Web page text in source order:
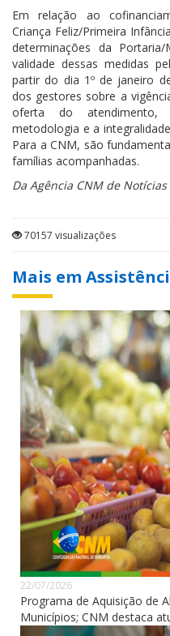
Em relação ao
Criança Feliz/Primeira
determinações da
validade dessas medidas
partir do dia 1º de janeiro
dos gestores sobre a
oferta do atendimento,
metodologia e a
Para a CNM, são
famílias acompanhadas.
Da Agência CNM de Notícias
70157 visualizações
Mais em
22/07/2026
Programa de Aquisição de
Municípios; CNM destaca